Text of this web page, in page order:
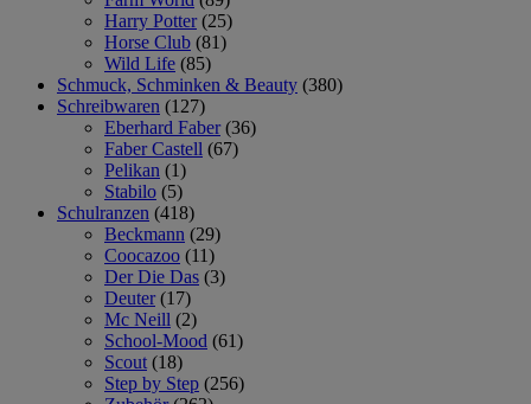
Harry Potter (25)
Horse Club (81)
Wild Life (85)
Schmuck, Schminken & Beauty (380)
Schreibwaren (127)
Eberhard Faber (36)
Faber Castell (67)
Pelikan (1)
Stabilo (5)
Schulranzen (418)
Beckmann (29)
Coocazoo (11)
Der Die Das (3)
Deuter (17)
Mc Neill (2)
School-Mood (61)
Scout (18)
Step by Step (256)